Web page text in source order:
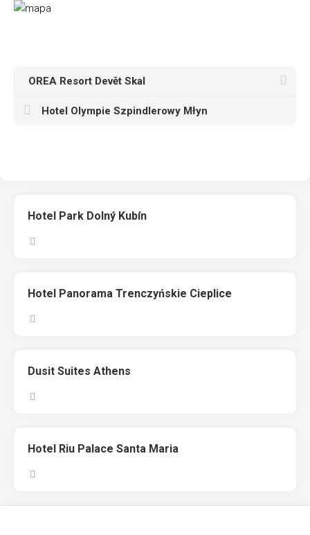
OREA Resort Devět Skal
Hotel Olympie Szpindlerowy Młyn
Hotel Park Dolný Kubín
Hotel Panorama Trenczyńskie Cieplice
Dusit Suites Athens
Hotel Riu Palace Santa Maria